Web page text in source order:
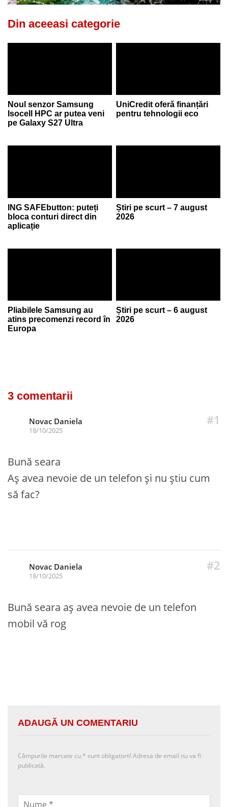
Din aceeasi categorie
Noul senzor Samsung
Isocell HPC ar putea veni
pe Galaxy S27 Ultra
UniCredit oferă finanțări
pentru tehnologii eco
ING SAFEbutton: puteți
bloca conturi direct din
aplicație
Știri pe scurt – 7 august
2026
Pliabilele Samsung au
atins precomenzi record în
Europa
Știri pe scurt – 6 august
2026
3 comentarii
#1
Novac Daniela
18/10/2025
Bună seara
Aș avea nevoie de un telefon și nu știu cum
să fac?
#2
Novac Daniela
18/10/2025
Bună seara aș avea nevoie de un telefon
mobil vă rog
ADAUGĂ UN COMENTARIU
Câmpurile marcate cu * sunt obligatorii! Adresa de email nu va fi
publicată.